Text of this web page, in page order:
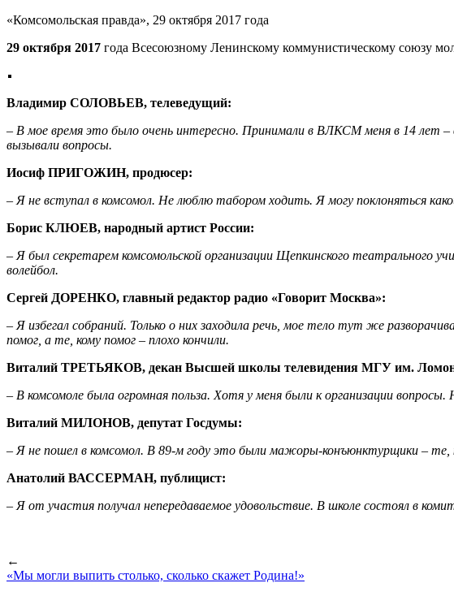
«Комсомольская правда», 29 октября 2017 года
29 октября 2017 года Всесоюзному Ленинскому коммунистическому союзу
Владимир СОЛОВЬЕВ, телеведущий:
– В мое время это было очень интересно. Принимали в ВЛКСМ меня в 14 лет –
вызывали вопросы.
Иосиф ПРИГОЖИН, продюсер:
– Я не вступал в комсомол. Не люблю табором ходить. Я могу поклоняться
Борис КЛЮЕВ, народный артист России:
– Я был секретарем комсомольской организации Щепкинского театрального
волейбол.
Сергей ДОРЕНКО, главный редактор радио «Говорит Москва»:
– Я избегал собраний. Только о них заходила речь, мое тело тут же
помог, а те, кому помог – плохо кончили.
Виталий ТРЕТЬЯКОВ, декан Высшей школы телевидения МГУ им.
– В комсомоле была огромная польза. Хотя у меня были к организации
Виталий МИЛОНОВ, депутат Госдумы:
– Я не пошел в комсомол. В 89-м году это были мажоры-конъюнктурщики – те,
Анатолий ВАССЕРМАН, публицист:
– Я от участия получал непередаваемое удовольствие. В школе состоял в
←
«Мы могли выпить столько, сколько скажет Родина!»